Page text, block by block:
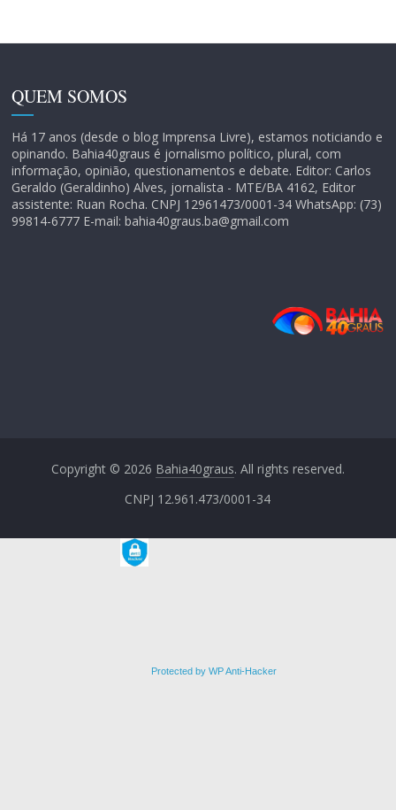
QUEM SOMOS
Há 17 anos (desde o blog Imprensa Livre), estamos noticiando e
opinando. Bahia40graus é jornalismo político, plural, com
informação, opinião, questionamentos e debate. Editor: Carlos
Geraldo (Geraldinho) Alves, jornalista - MTE/BA 4162, Editor
assistente: Ruan Rocha. CNPJ 12961473/0001-34 WhatsApp: (73)
99814-6777 E-mail: bahia40graus.ba@gmail.com
Copyright © 2026 Bahia40graus. All rights reserved.
CNPJ 12.961.473/0001-34
Protected by WP Anti-Hacker